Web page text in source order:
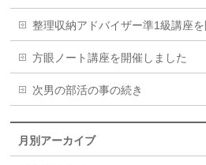
整理収納アドバイザー準1級講座
方眼ノート講座を開催しました
次男の部活の事の続き
月別アーカイブ